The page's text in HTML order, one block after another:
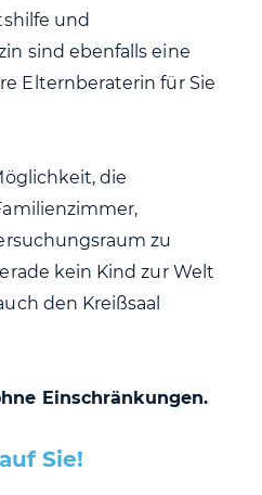
und
sind ebenfalls eine
Elternberaterin für Sie
die
zu
kein Kind zur Welt
den Kreißsaal
Einschränkungen.
Sie!